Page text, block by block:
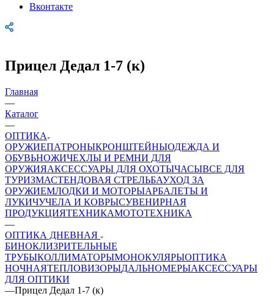
Вконтакте
Прицел Дедал 1-7 (к)
Главная
—
Каталог
—
ОПТИКА
ОРУЖИЕПАТРОНЫКРОНШТЕЙНЫОДЕЖДА И
ОБУВЬНОЖИЧЕХЛЫ И РЕМНИ ДЛЯ
ОРУЖИЯАКСЕССУАРЫ ДЛЯ ОХОТЫЧАСЫВСЕ ДЛЯ
ТУРИЗМАСТЕНДОВАЯ СТРЕЛЬБАУХОД ЗА
ОРУЖИЕМЛОДКИ И МОТОРЫАРБАЛЕТЫ И
ЛУКИЧУЧЕЛА И КОВРЫСУВЕНИРНАЯ
ПРОДУКЦИЯТЕХНИКАМОТОТЕХНИКА
—
ОПТИКА ДНЕВНАЯ
БИНОКЛИЗРИТЕЛЬНЫЕ
ТРУБЫКОЛЛИМАТОРЫМОНОКУЛЯРЫОПТИКА
НОЧНАЯТЕПЛОВИЗОРЫДАЛЬНОМЕРЫАКСЕССУАРЫ
ДЛЯ ОПТИКИ
—Прицел Дедал 1-7 (к)